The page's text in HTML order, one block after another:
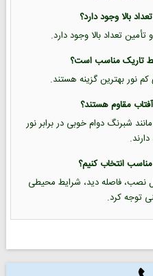
تأمین تعداد بالا وجود دارد.
نور بهترین گزینه هستند.
شبرنگ دوام خوبی در برابر نور
نصب، فاصله دید، شرایط محیطی
توجه کرد.